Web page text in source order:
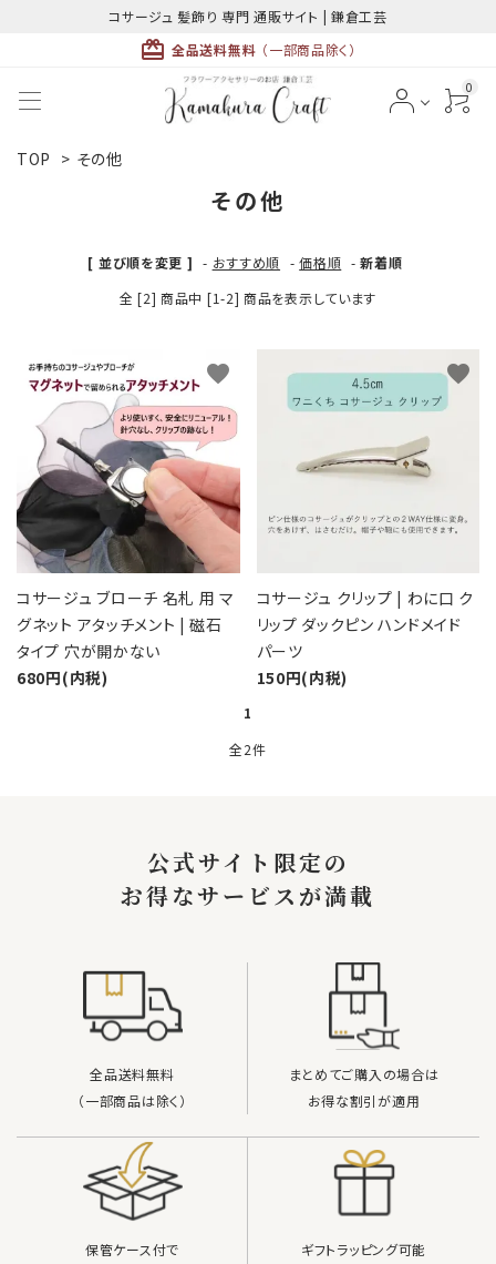
コサージュ 髪飾り 専門 通販サイト | 鎌倉工芸
card_giftcard 全品送料無料 （一部商品除く）
0
ACCOUNT MENU
最近チェックした商品
カテゴリーから探す
コサージュの色から探す
和装髪飾りの色から探す
シーンから探す
TOP > その他
その他
[ 並び順を変更 ] - おすすめ順 -価格順 -新着順
全 [2] 商品中 [1-2] 商品を表示しています
コサージュ ブローチ 名札 用 マ
グネット アタッチメント | 磁石
タイプ 穴が開かない
680円(内税)
favorite
コサージュ クリップ | わに口 ク
リップ ダックピン ハンドメイド
パーツ
150円(内税)
favorite
1
全2件
公式サイト限定の
お得なサービスが満載
全品送料無料
（一部商品は除く）
まとめてご購入の場合は
お得な割引が適用
保管ケース付で
ギフトラッピング可能